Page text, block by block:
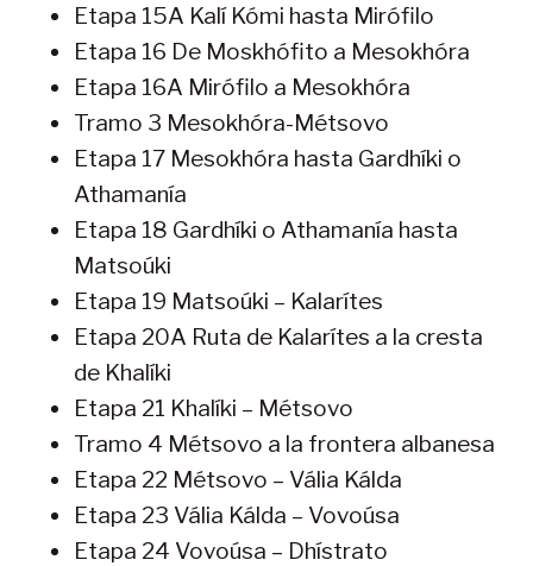
Etapa 15A Kalí Kómi hasta Mirófilo
Etapa 16 De Moskhófito a Mesokhóra
Etapa 16A Mirófilo a Mesokhóra
Tramo 3 Mesokhóra-Métsovo
Etapa 17 Mesokhóra hasta Gardhíki o
Athamanía
Etapa 18 Gardhíki o Athamanía hasta
Matsoúki
Etapa 19 Matsoúki – Kalarítes
Etapa 20A Ruta de Kalarítes a la cresta
de Khalíki
Etapa 21 Khalíki – Métsovo
Tramo 4 Métsovo a la frontera albanesa
Etapa 22 Métsovo – Vália Kálda
Etapa 23 Vália Kálda – Vovoúsa
Etapa 24 Vovoúsa – Dhístrato